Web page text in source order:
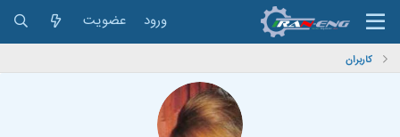
ورود عضویت
کاربران